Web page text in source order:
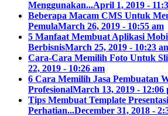
Menggunakan...April 1, 2019 -
Beberapa Macam CMS Untuk
PemulaMarch 26, 2019 - 10:55 am
5 Manfaat Membuat Aplikasi
BerbisnisMarch 25, 2019 - 10:23
Cara-Cara Memilih Foto Untuk
22, 2019 - 10:26 am
6 Cara Memilih Jasa Pembuatan
ProfesionalMarch 13, 2019 - 12:06
Tips Membuat Template
Perhatian...December 31, 2018 -